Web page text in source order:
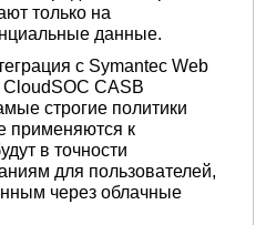
только на
данные.
с Symantec Web
CASB
строгие политики
применяются к
в точности
для пользователей,
через облачные